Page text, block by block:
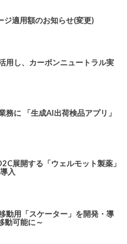
適用額のお知らせ(変更)
用し、カーボンニュートラル実
に 「生成AI出荷検品アプリ」
展開する「ウェルモット製薬」
入
動用「スケーター」を開発・導
動可能に～